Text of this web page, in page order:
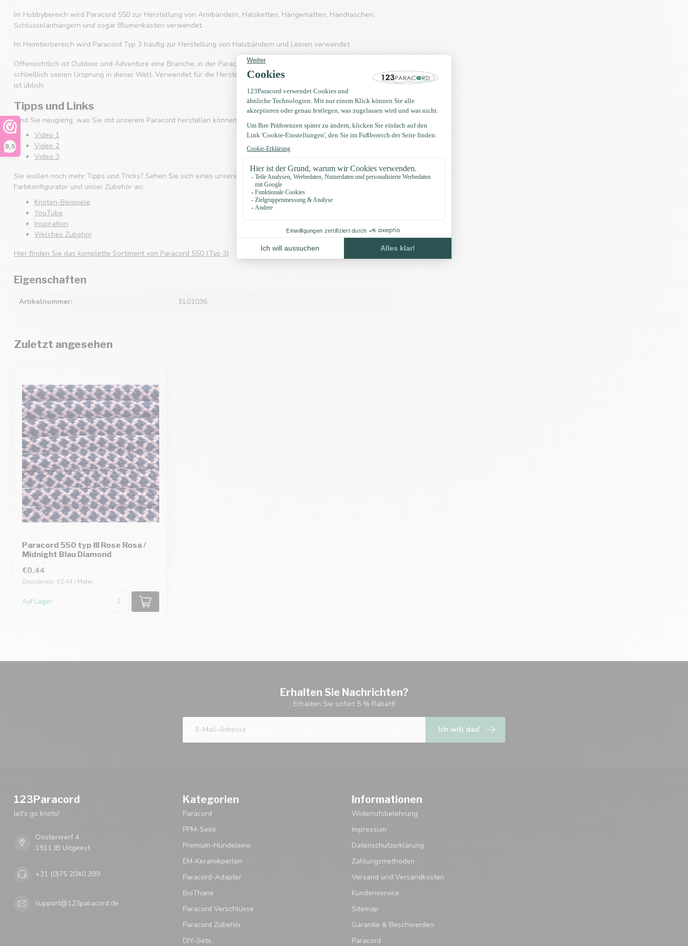
9,5
Im Hobbybereich wird Paracord 550 zur Herstellung von Armbändern, Halsketten, Hängematten, Handtaschen,
Schlüsselanhängern und sogar Blumenkästen verwendet.
Im Heimtierbereich wird Paracord Typ 3 häufig zur Herstellung von Halsbändern und Leinen verwendet.
Offensichtlich ist Outdoor und Adventure eine Branche, in der Paracord 550 häufig eingesetzt wird. Es kennt
schließlich seinen Ursprung in dieser Welt. Verwendet für die Herstellung von Hängematten, Schnürsenkel, Gürtel
ist üblich.
Tipps und Links
Sind Sie neugierig, was Sie mit unserem Paracord herstellen können? Sehen Sie sich eines der Videos unten an:
Video 1
Video 2
Video 3
Sie wollen noch mehr Tipps und Tricks? Sehen Sie sich eines unserer eigenen Knotenbeispiele, YouTube Kanal,
Farbkonfigurator und unser Zubehör an:
Knoten-Beispiele
YouTube
Inspiration
Welches Zubehör
Hier finden Sie das komplette Sortiment von Paracord 550 (Typ 3)
Eigenschaften
Artikelnummer: EL01036
Zuletzt angesehen
Paracord 550 typ III Rose Rosa /
Midnight Blau Diamond
€0,44
Grundpreis: €0,44 / Meter
Auf Lager
Erhalten Sie Nachrichten?
Erhalten Sie sofort 5 % Rabatt!
Ich will das!
123Paracord
let's go knots!
Oosterwerf 4
1911 JB Uitgeest
+31 (0)75 2040 399
support@123paracord.de
Kategorien
Paracord
PPM-Seile
Premium-Hundeleine
EM-Keramikperlen
Paracord-Adapter
BioThane
Paracord Verschlüsse
Paracord Zubehör
DIY-Sets
Informationen
Widerrufsbelehrung
Impressum
Datenschutzerklärung
Zahlungsmethoden
Versand und Versandkosten
Kundenservice
Sitemap
Garantie & Beschwerden
Paracord